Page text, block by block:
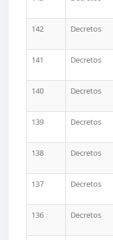
142
Decretos
141
Decretos
140
Decretos
139
Decretos
138
Decretos
137
Decretos
136
Decretos